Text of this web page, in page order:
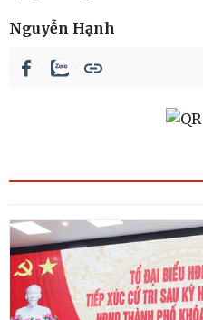
Nguyễn Hạnh